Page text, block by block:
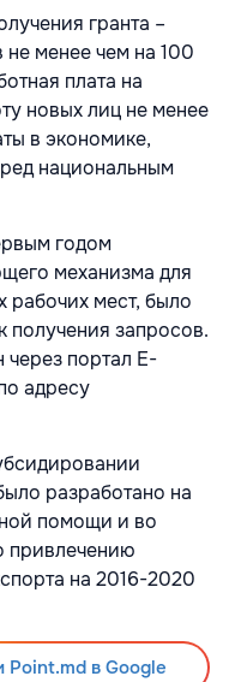
гранта –
не менее чем на 100
плата на
новых лиц не менее
в экономике,
национальным
годом
механизма для
рабочих мест, было
получения запросов.
портал E-
адресу
разработано на
помощи и во
привлечению
на 2016-2020
Point.md в Google